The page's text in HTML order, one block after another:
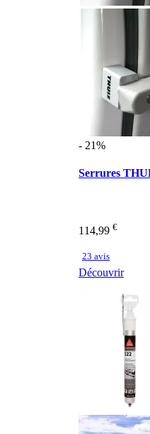
- 21%
Serrures
114,99 €
23 avis
Découvrir